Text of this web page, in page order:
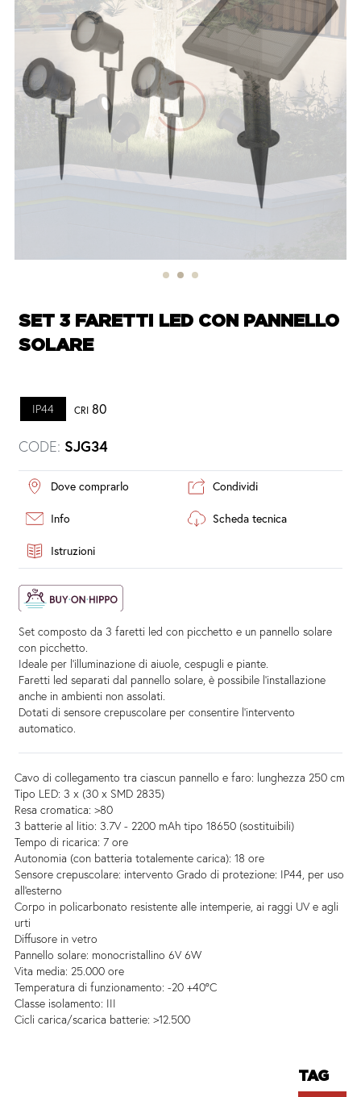
SET 3 FARETTI LED CON PANNELLO
SOLARE
IP44 CRI80
CODE: SJG34
Dove comprarlo Condividi
Info Scheda tecnica
Istruzioni
Set composto da 3 faretti led con picchetto e un pannello solare
con picchetto.
Ideale per l'illuminazione di aiuole, cespugli e piante.
Faretti led separati dal pannello solare, è possibile l'installazione
anche in ambienti non assolati.
Dotati di sensore crepuscolare per consentire l'intervento
automatico.
Cavo di collegamento tra ciascun pannello e faro: lunghezza 250 cm
Tipo LED: 3 x (30 x SMD 2835)
Resa cromatica: >80
3 batterie al litio: 3.7V - 2200 mAh tipo 18650 (sostituibili)
Tempo di ricarica: 7 ore
Autonomia (con batteria totalemente carica): 18 ore
Sensore crepuscolare: intervento Grado di protezione: IP44, per uso
all'esterno
Corpo in policarbonato resistente alle intemperie, ai raggi UV e agli
urti
Diffusore in vetro
Pannello solare: monocristallino 6V 6W
Vita media: 25.000 ore
Temperatura di funzionamento: -20 +40°C
Classe isolamento: III
Cicli carica/scarica batterie: >12.500
TAG